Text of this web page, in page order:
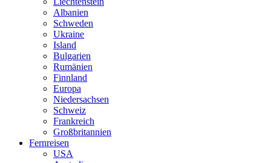
Albanien
Schweden
Ukraine
Island
Bulgarien
Rumänien
Finnland
Europa
Niedersachsen
Schweiz
Frankreich
Großbritannien
Fernreisen
USA